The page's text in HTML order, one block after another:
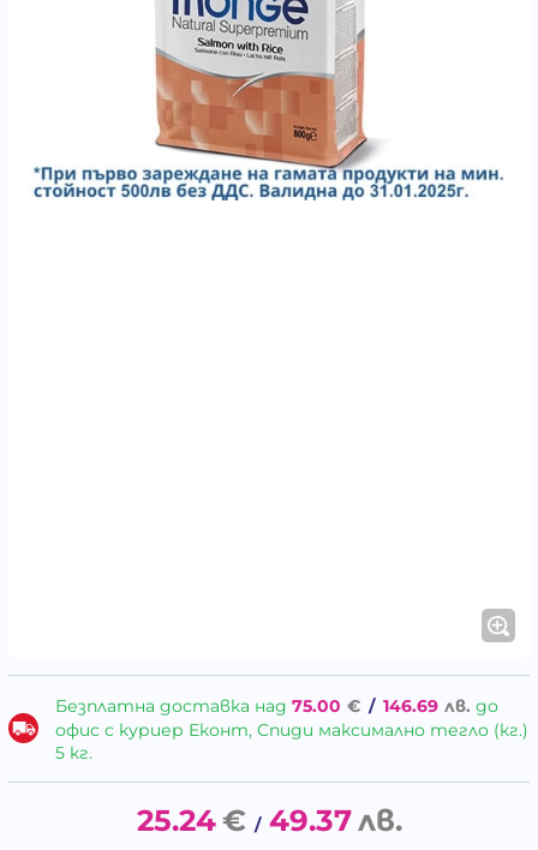
Безплатна доставка над 75.00 € / 146.69 лв. до
офис с куриер Еконт, Спиди максимално тегло (кг.)
5 кг.
25.24€ / 49.37лв.